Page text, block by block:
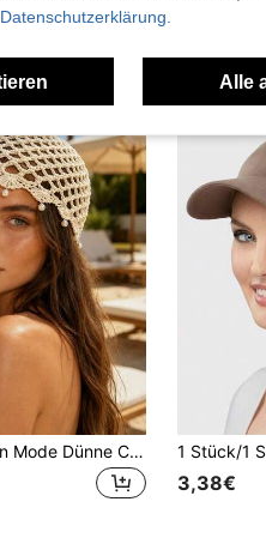
1 Stück Damen Mode Dünne Cut Out Perlenanhänger Kleine Pailletten Handgefertigte Gestrickte Mütze, Geeignet für Bohemian Stil Strandausflüge und Alltag Outfit
3,38€
Alle